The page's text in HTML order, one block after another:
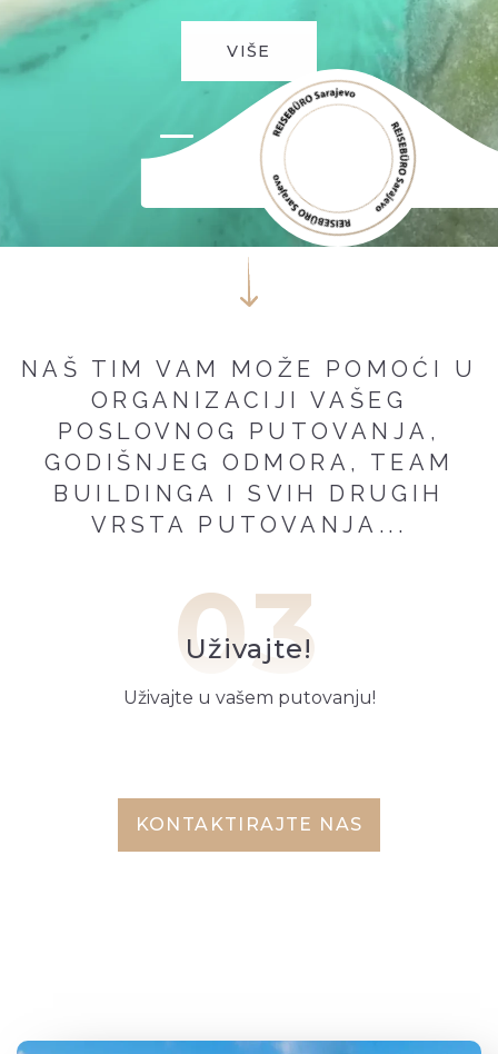
VIŠE
NAŠ TIM VAM MOŽE POMOĆI U
ORGANIZACIJI VAŠEG
POSLOVNOG PUTOVANJA,
GODIŠNJEG ODMORA, TEAM
BUILDINGA I SVIH DRUGIH
VRSTA PUTOVANJA...
03
Uživajte!
Uživajte u vašem putovanju!
KONTAKTIRAJTE NAS